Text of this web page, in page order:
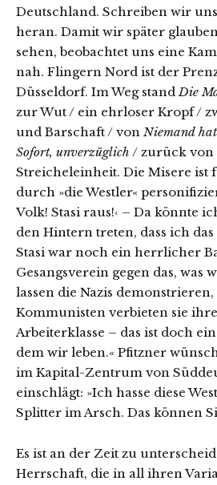
Deutschland. Schreiben wir
heran. Damit wir später
sehen, beobachtet uns eine
nah. Flingern Nord ist der
Düsseldorf. Im Weg standDie
zur Wut / ein ehrloser Kropf /
und Barschaft / von Niemand
Sofort, unverzüglich / zurück von
Streicheleinheit. Die Misere ist
durch »die Westler«
Volk! Stasi raus!‹ – Da könnte
den Hintern treten, dass ich
Stasi war noch ein herrlicher
Gesangsverein gegen das, was
lassen die Nazis
Kommunisten verbieten sie
Arbeiterklasse – das ist doch
dem wir leben.« Pfitzner
im Kapital-Zentrum von
einschlägt: »Ich hasse diese
Splitter im Arsch. Das können
Es ist an der Zeit zu
Herrschaft, die in all ihren